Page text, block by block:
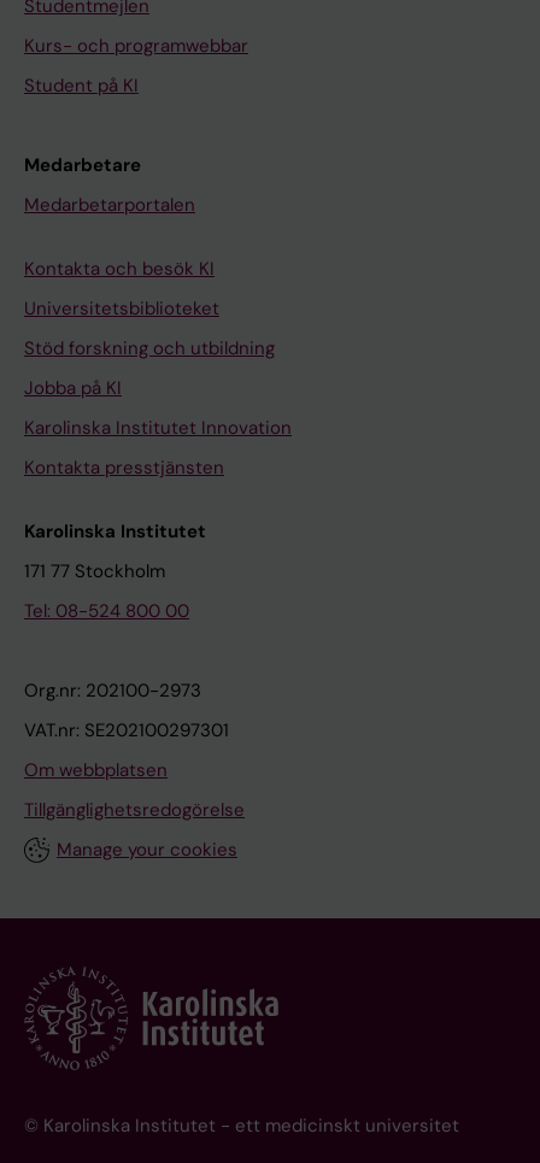
Studentmejlen
Kurs- och programwebbar
Student på KI
Medarbetare
Medarbetarportalen
Kontakta och besök KI
Universitetsbiblioteket
Stöd forskning och utbildning
Jobba på KI
Karolinska Institutet Innovation
Kontakta presstjänsten
Karolinska Institutet
171 77 Stockholm
Tel: 08-524 800 00
Org.nr: 202100-2973
VAT.nr: SE202100297301
Om webbplatsen
Tillgänglighetsredogörelse
Manage your cookies
© Karolinska Institutet - ett medicinskt universitet